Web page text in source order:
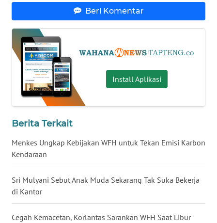
Beri Komentar
Install Aplikasi
Berita Terkait
Menkes Ungkap Kebijakan WFH untuk Tekan Emisi Karbon
Kendaraan
Sri Mulyani Sebut Anak Muda Sekarang Tak Suka Bekerja
di Kantor
Cegah Kemacetan, Korlantas Sarankan WFH Saat Libur
WN
KALTARA
WN
KALSEL
WN
WN
SULSEL
WN